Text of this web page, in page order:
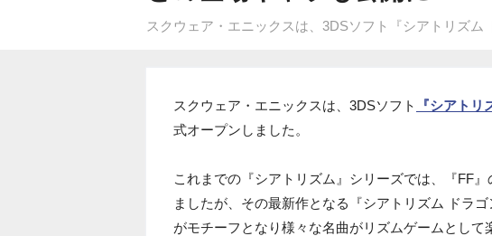
スクウェア・エニックスは、3DSソフト『シアトリズム
スクウェア・エニックスは、3DSソフト 『シアトリ
式オープンしました。
これまでの『シアトリズム』シリーズでは、『FF
ましたが、その最新作となる『シアトリズム ドラ
がモチーフとなり様々な名曲がリズムゲームとして